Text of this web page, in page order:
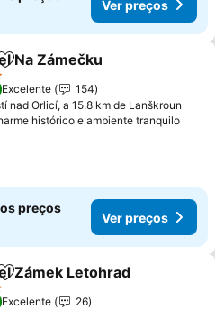
Ver preços
Adicionar aos favoritos
Na Zámečku
Excelente
154
nad Orlicí, a 15.8 km de Lanškroun
histórico e ambiente tranquilo
preços
Ver preços
Adicionar aos favoritos
Zámek Letohrad
Excelente
26